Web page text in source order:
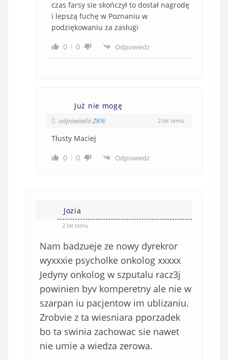
czas farsy sie skończył to dostał nagrodę
i lepszą fuchę w Poznaniu w
podziękowaniu za zasługi
0
0 Odpowiedz
Już nie mogę
odpowiadaZK®️ 2 lat temu
Tłusty Maciej
0
0 Odpowiedz
Jozia
2 lat temu
Nam badzueje ze nowy dyrekror
wyxxxie psycholke onkolog xxxxx
Jedyny onkolog w szputalu racz3j
powinien byv komperetny ale nie w
szarpan iu pacjentow im ublizaniu.
Zrobvie z ta wiesniara pporzadek
bo ta swinia zachowac sie nawet
nie umie a wiedza zerowa.